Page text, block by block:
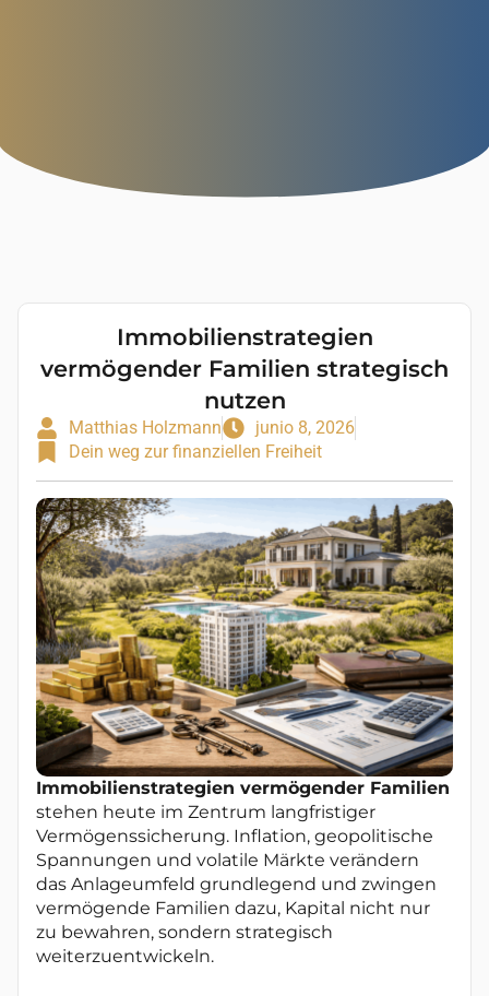
Immobilienstrategien
vermögender Familien strategisch
nutzen
Matthias Holzmann
junio 8, 2026
Dein weg zur finanziellen Freiheit
Immobilienstrategien vermögender Familien
stehen heute im Zentrum langfristiger
Vermögenssicherung. Inflation, geopolitische
Spannungen und volatile Märkte verändern
das Anlageumfeld grundlegend und zwingen
vermögende Familien dazu, Kapital nicht nur
zu bewahren, sondern strategisch
weiterzuentwickeln.